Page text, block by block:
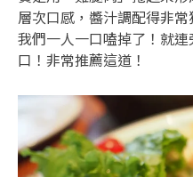
層次口感，醬汁調配得非
我們一人一口嗑掉了！就
口！非常推薦這道！